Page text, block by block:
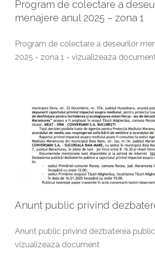
Program de colectare a
menajere anul 2025 – zona 1
Program de colectare a deseurilor
2025 - zona 1 - vizualizeaza
Anunt public privind
Anunt public privind dezbaterea
vizualizeaza document